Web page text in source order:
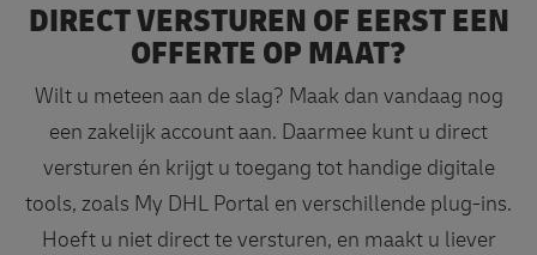
DIRECT VERSTUREN OF EERST EEN
OFFERTE OP MAAT?
Wilt u meteen aan de slag? Maak dan vandaag nog
een zakelijk account aan. Daarmee kunt u direct
versturen én krijgt u toegang tot handige digitale
tools, zoals My DHL Portal en verschillende plug-ins.
Hoeft u niet direct te versturen, en maakt u liever